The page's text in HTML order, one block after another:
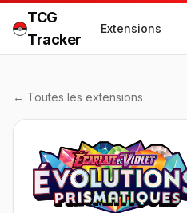
TCG
Tracker
Extensions
← Toutes les extensions